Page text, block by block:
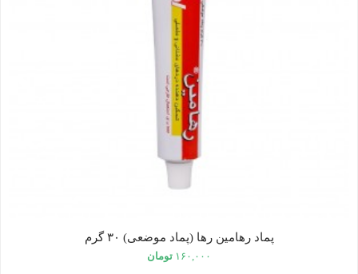
پماد رهامین رها (پماد موضعی) ۳۰ گرم
۱۶۰,۰۰۰ تومان